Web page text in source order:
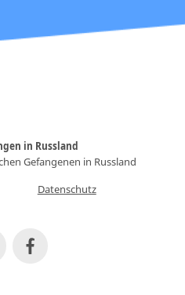
in Russland
Gefangenen in Russland
Datenschutz